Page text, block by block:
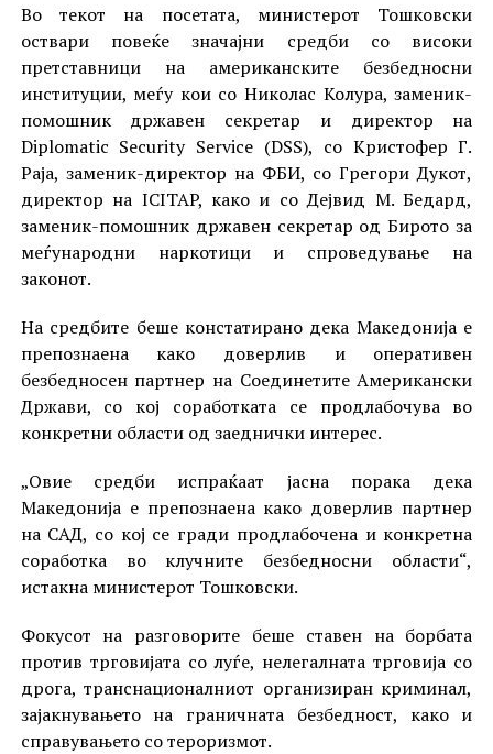
Во текот на посетата, министерот Тошковски
оствари повеќе значајни средби со високи
претставници на американските безбедносни
институции, меѓу кои со Николас Колура, заменик-
помошник државен секретар и директор на
Diplomatic Security Service (DSS), со Кристофер Г.
Раја, заменик-директор на ФБИ, со Грегори Дукот,
директор на ICITAP, како и со Дејвид М. Бедард,
заменик-помошник државен секретар од Бирото за
меѓународни наркотици и спроведување на
законот.
На средбите беше констатирано дека Македонија е
препознаена како доверлив и оперативен
безбедносен партнер на Соединетите Американски
Држави, со кој соработката се продлабочува во
конкретни области од заеднички интерес.
„Овие средби испраќаат јасна порака дека
Македонија е препознаена како доверлив партнер
на САД, со кој се гради продлабочена и конкретна
соработка во клучните безбедносни области“,
истакна министерот Тошковски.
Фокусот на разговорите беше ставен на борбата
против трговијата со луѓе, нелегалната трговија со
дрога, транснационалниот организиран криминал,
зајакнувањето на граничната безбедност, како и
справувањето со тероризмот.